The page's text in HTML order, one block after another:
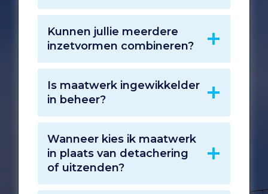
Kunnen jullie meerdere
inzetvormen combineren?
Is maatwerk ingewikkelder
in beheer?
Wanneer kies ik maatwerk
in plaats van detachering
of uitzenden?